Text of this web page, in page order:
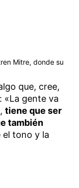
Mitre, donde su
que, cree,
«La gente va
tiene que ser
también
el tono y la